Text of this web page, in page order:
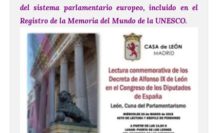
del sistema parlamentario europeo, incluido en el
Registro de la Memoria del Mundo de la UNESCO.